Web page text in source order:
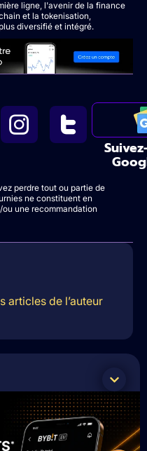
ligne, l'avenir de la finance
et la tokenisation,
diversifié et intégré.
perdre tout ou partie de
ne constituent en
une recommandation
articles de l’auteur